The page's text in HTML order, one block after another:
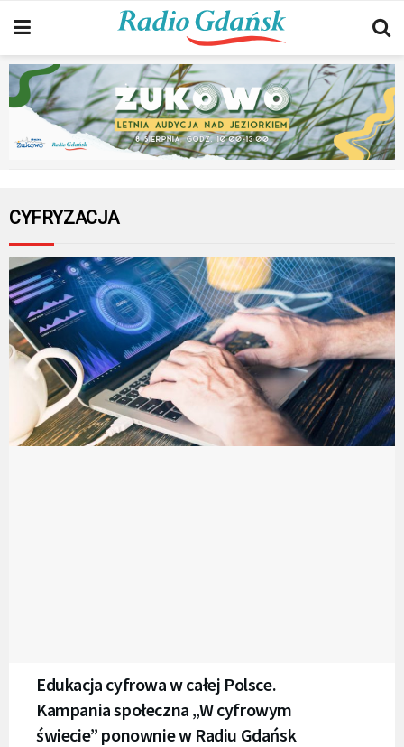
CYFRYZACJA
Edukacja cyfrowa w całej Polsce.
Kampania społeczna „W cyfrowym
świecie” ponownie w Radiu Gdańsk